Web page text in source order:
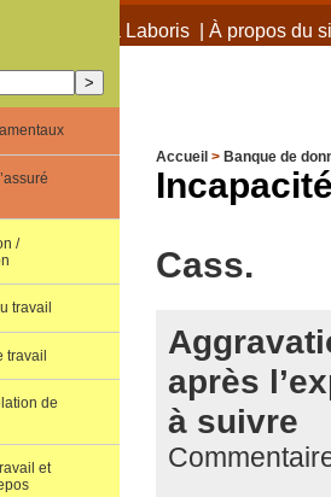
de Terra Laboris| À propos du
Accueil > Banque de
Cass.
après
à suivre
/
travail
travail
de
et